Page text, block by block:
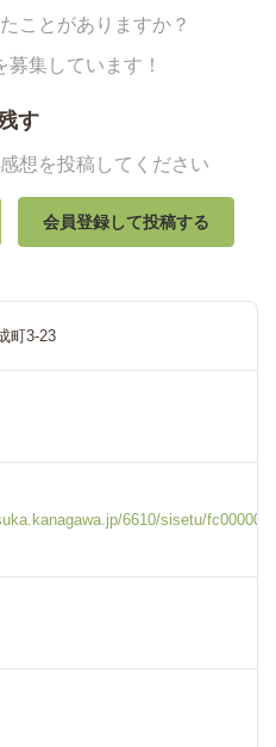
ことがありますか？
募集しています！
す
想を投稿してください
会員登録して投稿する
町3-23
6610/sisetu/